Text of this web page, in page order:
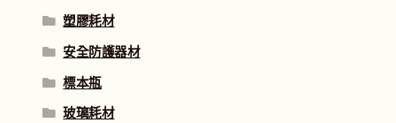
塑膠耗材
安全防護器材
標本瓶
玻璃耗材